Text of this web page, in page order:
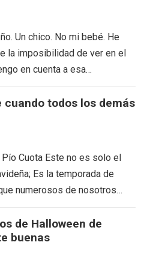
Un chico. No mi bebé. He
la imposibilidad de ver en el
en cuenta a esa…
cuando todos los demás
Cuota Este no es solo el
Es la temporada de
numerosos de nosotros
de Halloween de
buenas